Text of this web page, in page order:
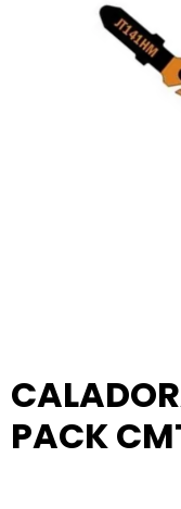
PACK